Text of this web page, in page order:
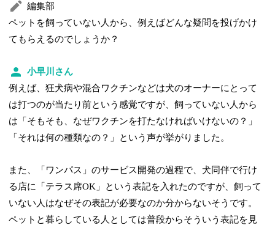
編集部
ペットを飼っていない人から、例えばどんな疑問を投げかけ
てもらえるのでしょうか？
小早川さん
例えば、狂犬病や混合ワクチンなどは犬のオーナーにとって
は打つのが当たり前という感覚ですが、飼っていない人から
は「そもそも、なぜワクチンを打たなければいけないの？」
「それは何の種類なの？」という声が挙がりました。
また、「ワンパス」のサービス開発の過程で、犬同伴で行け
る店に「テラス席OK」という表記を入れたのですが、飼って
いない人はなぜその表記が必要なのか分からないそうです。
ペットと暮らしている人としては普段からそういう表記を見